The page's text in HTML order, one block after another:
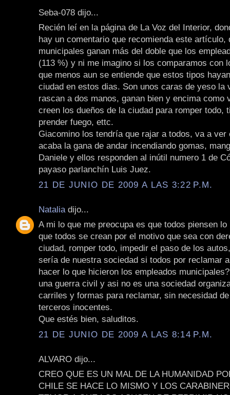
Seba-078 dijo...
Recién leí en la página de La Voz del Interior,
hay un comentario que recomienda este artículo,
municipales ganan más del doble que los
(113 %) y ni me imagino si los comparamos con
que menos aun se entiende que estos tipos
ciudad en estos dias. Son unos caras de yeso la
rascan a dos manos, ganan bien y encima como
creen los dueños de la ciudad para romper todo,
prender fuego, ettc.
Giacomino los tendría que rajar a todos, va a ver
acaba la gana de andar incendiando gomas,
Daniele y ellos responden al inútil numero 1 de
payaso parlanchín Luis Juez.
21 DE JUNIO DE 2009 A LAS 3:22 P.M.
Natalia dijo...
A mi lo que me preocupa es que todos piensen
que todos se crean por el motivo que sea con
ciudad, romper todo, impedir el paso de los
sería de nuestra sociedad si todos por reclamar
hacer lo que hicieron los empleados
una guerra civil y asi no es una sociedad
carriles y formas para reclamar, sin necesidad
terceros inocentes.
Que estés bien, saluditos.
21 DE JUNIO DE 2009 A LAS 8:14 P.M.
ALVARO dijo...
CREO QUE ES UN MAL DE LA HUMANIDAD
CHILE SE HACE LO MISMO Y LOS